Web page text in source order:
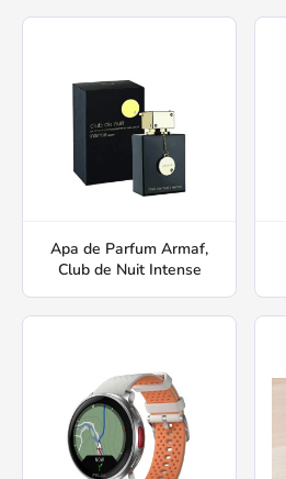
Apa de Parfum Armaf,
Club de Nuit Intense